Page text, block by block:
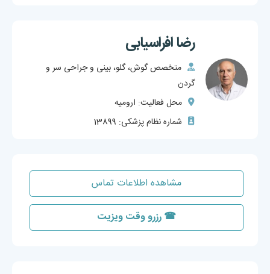
رضا افراسیابی
متخصص گوش، گلو، بینی و جراحی سر و
گردن
محل فعالیت: ارومیه
شماره نظام پزشکی: 13899
مشاهده اطلاعات تماس
☎ رزرو وقت ویزیت